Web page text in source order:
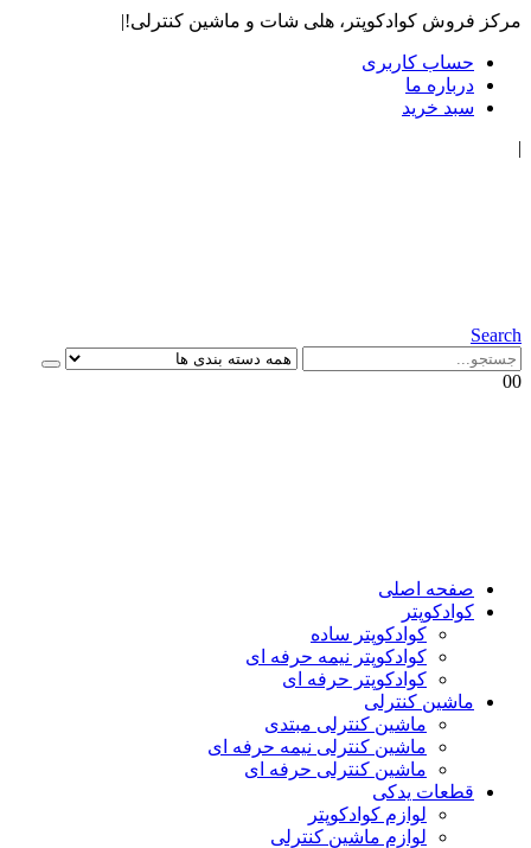
مرکز فروش کوادکوپتر، هلی شات و ماشین کنترلی!|
حساب کاربری
درباره ما
سبد خرید
|
Search
00
صفحه اصلی
کوادکوپتر
کوادکوپتر ساده
کوادکوپتر نیمه حرفه ای
کوادکوپتر حرفه ای
ماشین کنترلی
ماشین کنترلی مبتدی
ماشین کنترلی نیمه حرفه ای
ماشین کنترلی حرفه ای
قطعات یدکی
لوازم کوادکوپتر
لوازم ماشین کنترلی